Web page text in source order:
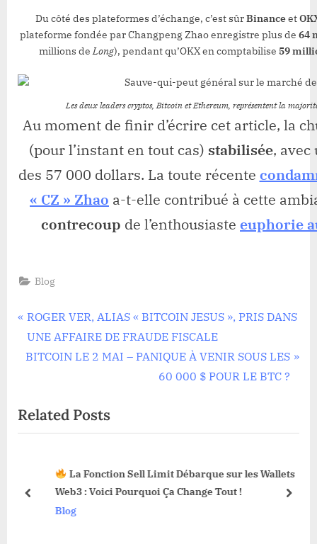
Du côté des plateformes d’échange, c’est sûrBinanceet
plateforme fondée par Changpeng Zhao enregistre plus de 64
millions deLong), pendant qu’OKX en comptabilise 59
Les deux leaders cryptos, Bitcoin et Ethereum, représentent la
Au moment de finir d’écrire cet article, la
(pour l’instant en tout cas) stabilisée, avec
des 57 000 dollars. La toute récente
« CZ » Zhao a-t-elle contribué à cette
contrecoup de l’enthousiaste euphorie
Blog
Navigation
de
P
r
e
o
u
o
ROGER VER, ALIAS « BITCOIN JESUS », PRIS DANS
UNE AFFAIRE DE FRAUDE FISCALE
N
t
P
t
BITCOIN LE 2 MAI – PANIQUE À VENIR SOUS LES
60 000 $ POUR LE BTC ?
Related Posts
La Fonction Sell Limit Débarque sur les Wallets
Web3 : Voici Pourquoi Ça Change Tout !
Blog
prev next